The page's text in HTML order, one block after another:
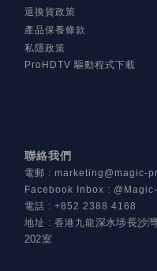
退換貨政策
產品保養條款
私隱政策
ProHDTV 驅動程式下載
聯絡我們
電郵 : marketing@magic-
Facebook Inbox :
電話 : +852 2388 4168
地址 : 香港九龍深水埗長沙
202室